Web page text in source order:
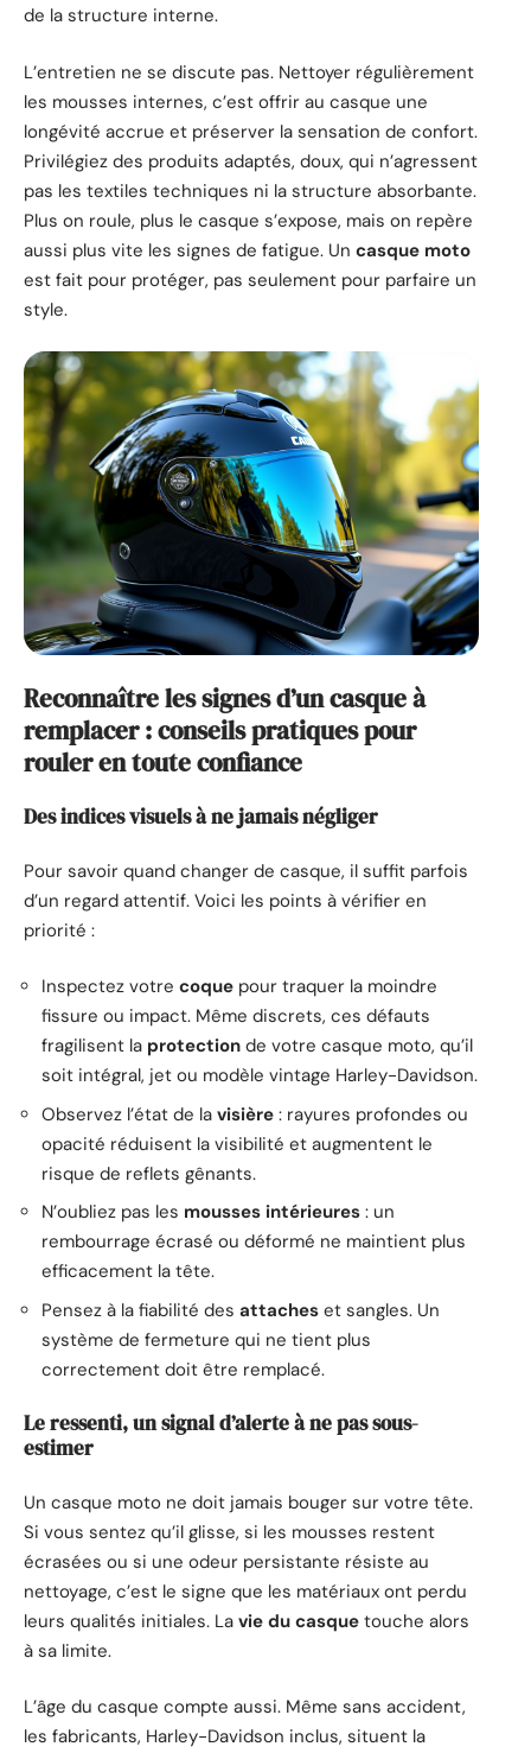
de la structure interne.
L’entretien ne se discute pas. Nettoyer régulièrement
les mousses internes, c’est offrir au casque une
longévité accrue et préserver la sensation de confort.
Privilégiez des produits adaptés, doux, qui n’agressent
pas les textiles techniques ni la structure absorbante.
Plus on roule, plus le casque s’expose, mais on repère
aussi plus vite les signes de fatigue. Un casque moto
est fait pour protéger, pas seulement pour parfaire un
style.
Reconnaître les signes d’un casque à
remplacer : conseils pratiques pour
rouler en toute confiance
Des indices visuels à ne jamais négliger
Pour savoir quand changer de casque, il suffit parfois
d’un regard attentif. Voici les points à vérifier en
priorité :
Inspectez votre coque pour traquer la moindre
fissure ou impact. Même discrets, ces défauts
fragilisent la protection de votre casque moto, qu’il
soit intégral, jet ou modèle vintage Harley-Davidson.
Observez l’état de la visière : rayures profondes ou
opacité réduisent la visibilité et augmentent le
risque de reflets gênants.
N’oubliez pas les mousses intérieures : un
rembourrage écrasé ou déformé ne maintient plus
efficacement la tête.
Pensez à la fiabilité des attaches et sangles. Un
système de fermeture qui ne tient plus
correctement doit être remplacé.
Le ressenti, un signal d’alerte à ne pas sous-
estimer
Un casque moto ne doit jamais bouger sur votre tête.
Si vous sentez qu’il glisse, si les mousses restent
écrasées ou si une odeur persistante résiste au
nettoyage, c’est le signe que les matériaux ont perdu
leurs qualités initiales. La vie du casque touche alors
à sa limite.
L’âge du casque compte aussi. Même sans accident,
les fabricants, Harley-Davidson inclus, situent la